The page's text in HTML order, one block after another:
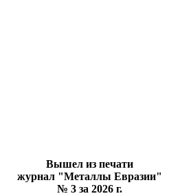
Вышел из печати
журнал "Металлы Евразии"
№ 3 за 2026 г.